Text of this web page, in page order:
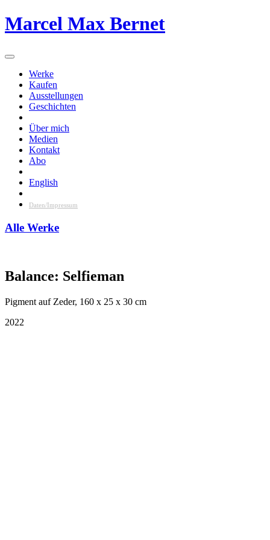
Skip
to
Marcel Max Bernet
Werke
Kaufen
Ausstellungen
Geschichten
Über mich
Medien
Kontakt
Abo
English
Daten/Impressum
Alle Werke
Balance: Selfieman
Pigment auf Zeder, 160 x 25 x 30 cm
2022